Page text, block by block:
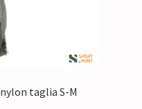
taglia S-M